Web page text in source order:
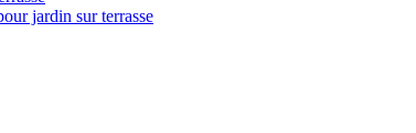
jardin sur terrasse